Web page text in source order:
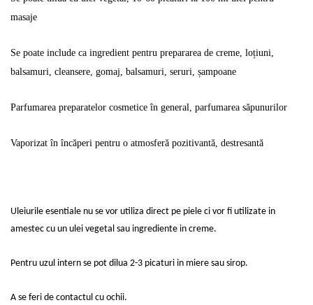
masaje
Se poate include ca ingredient pentru prepararea de creme, loțiuni,
balsamuri, cleansere, gomaj, balsamuri, seruri, șampoane
Parfumarea preparatelor cosmetice în general, parfumarea săpunurilor
Vaporizat în încăperi pentru o atmosferă pozitivantă, destresantă
Uleiurile esentiale nu se vor utiliza direct pe piele ci vor fi utilizate in
amestec cu un ulei vegetal sau ingrediente in creme.
Pentru uzul intern se pot dilua 2-3 picaturi in miere sau sirop.
A se feri de contactul cu ochii.